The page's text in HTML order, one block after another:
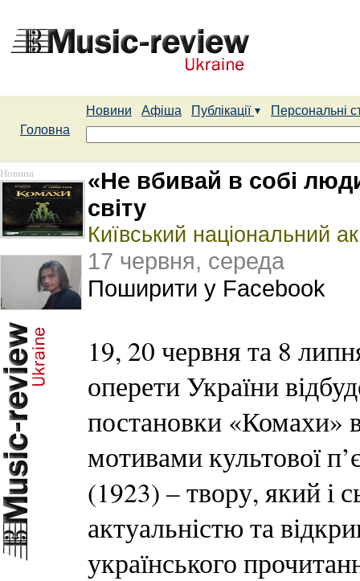
Новини Афіша Публікації
Персональні
Головна
Новина
«Не вбивай в собі
світу
Київський національний
17 червня, середа
Поширити у Facebook
19, 20 червня та 8
оперети України
постановки «Комахи»
мотивами культової
(1923) – твору, який і
актуальністю та
українського